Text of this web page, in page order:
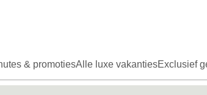
& promotiesAlle luxe vakantiesExclusief